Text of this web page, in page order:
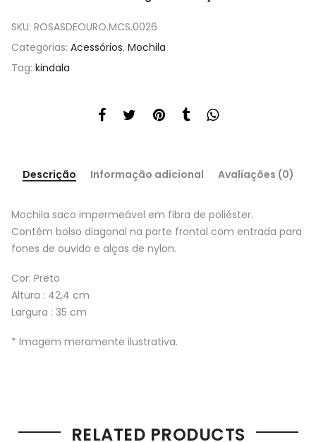
SKU: ROSASDEOURO.MCS.0026
Categorias: Acessórios, Mochila
Tag: kindala
Descrição Informação adicional Avaliações (0)
Mochila saco impermeável em fibra de poliéster.
Contém bolso diagonal na parte frontal com entrada para
fones de ouvido e alças de nylon.
Cor: Preto
Altura : 42,4 cm
Largura : 35 cm
* Imagem meramente ilustrativa.
RELATED PRODUCTS